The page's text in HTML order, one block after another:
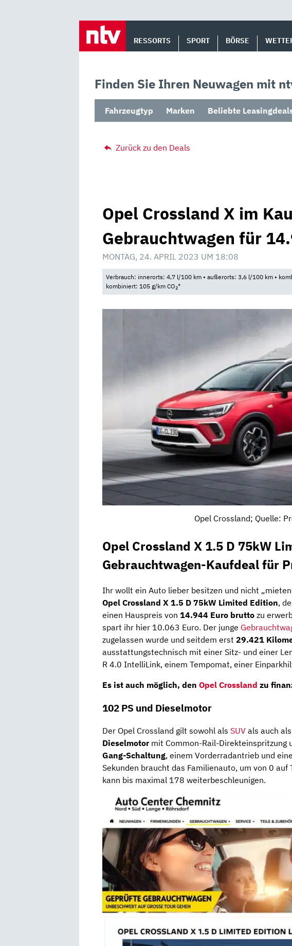
RESSORTS SPORT BÖRSE
Finden Sie Ihren Neuwagen mit
Fahrzeugtyp Marken Beliebte
Zurück zu den Deals
Opel Crossland X im
Gebrauchtwagen für
MONTAG, 24. APRIL 2023 UM 18:08
Verbrauch: innerorts: 4,7 l/100 km • außerorts: 3,6 l/100 km •
kombiniert: 105 g/km CO2*
Opel Crossland; Quelle:
Opel Crossland X 1.5 D 75kW
Gebrauchtwagen-Kaufdeal für
Ihr wollt ein Auto lieber besitzen und nicht
Opel Crossland X 1.5 D 75kW Limited Edition,
einen Hauspreis von 14.944 Euro brutto zu
spart ihr hier 10.063 Euro. Der junge
zugelassen wurde und seitdem erst 29.421
ausstattungstechnisch mit einer Sitz- und einer
R 4.0 IntelliLink, einem Tempomat, einer
Es ist auch möglich, den Opel Crossland zu
102 PS und Dieselmotor
Der Opel Crossland gilt sowohl als SUV als auch als
Dieselmotormit Common-Rail-Direkteinspritzung
Gang-Schaltung, einem Vorderradantrieb und
Sekunden braucht das Familienauto, um von 0 auf
kann bis maximal 178 weiterbeschleunigen.